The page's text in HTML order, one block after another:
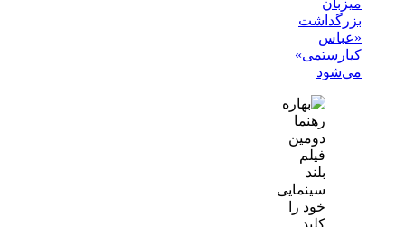
میزبان
بزرگداشت
«عباس
کیارستمی»
می‌شود